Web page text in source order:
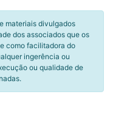
materiais divulgados
dos associados que os
como facilitadora do
ingerência ou
ou qualidade de